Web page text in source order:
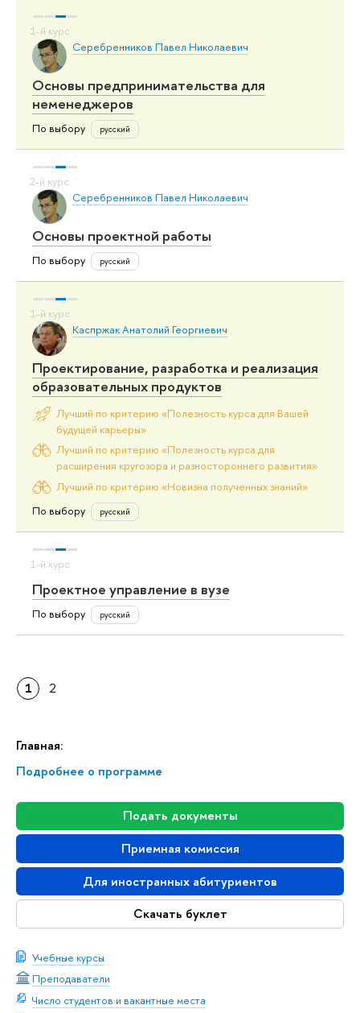
Главная:
Подробнее о программе
Подать документы
Приемная комиссия
Для иностранных абитуриентов
Скачать буклет
Учебные курсы
Преподаватели
Число студентов и вакантные места
Серебренников Павел Николаевич
Основы предпринимательства для
неменеджеров
По выбору русский
Серебренников Павел Николаевич
Основы проектной работы
По выбору русский
Каспржак Анатолий Георгиевич
Проектирование, разработка и реализация
образовательных продуктов
Лучший по критерию «Полезность курса для Вашей
будущей карьеры»
Лучший по критерию «Полезность курса для
расширения кругозора и разностороннего развития»
Лучший по критерию «Новизна полученных знаний»
По выбору
русский
Проектное управление в вузе
По выбору русский
1 2